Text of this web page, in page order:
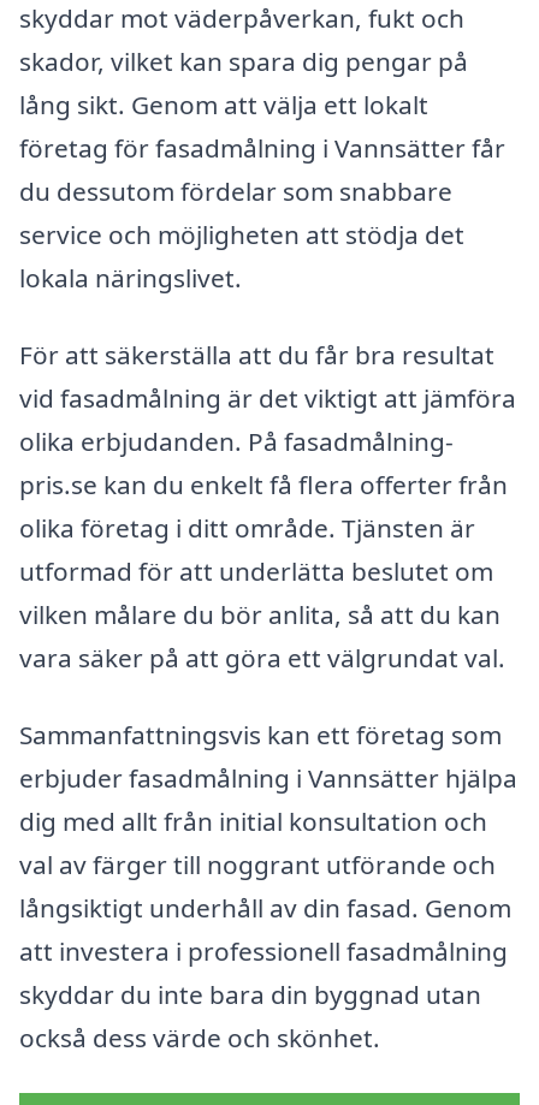
skyddar mot väderpåverkan, fukt och
skador, vilket kan spara dig pengar på
lång sikt. Genom att välja ett lokalt
företag för fasadmålning i Vannsätter får
du dessutom fördelar som snabbare
service och möjligheten att stödja det
lokala näringslivet.
För att säkerställa att du får bra resultat
vid fasadmålning är det viktigt att jämföra
olika erbjudanden. På fasadmålning-
pris.se kan du enkelt få flera offerter från
olika företag i ditt område. Tjänsten är
utformad för att underlätta beslutet om
vilken målare du bör anlita, så att du kan
vara säker på att göra ett välgrundat val.
Sammanfattningsvis kan ett företag som
erbjuder fasadmålning i Vannsätter hjälpa
dig med allt från initial konsultation och
val av färger till noggrant utförande och
långsiktigt underhåll av din fasad. Genom
att investera i professionell fasadmålning
skyddar du inte bara din byggnad utan
också dess värde och skönhet.